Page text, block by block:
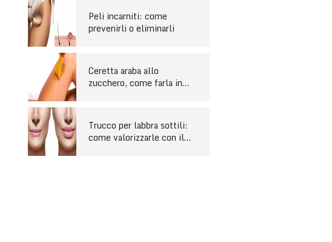
Peli incarniti: come
prevenirli o eliminarli
Ceretta araba allo
zucchero, come farla in
Trucco per labbra sottili:
come valorizzarle con il